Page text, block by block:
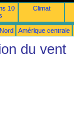
10
Climat
Amérique centrale
du vent